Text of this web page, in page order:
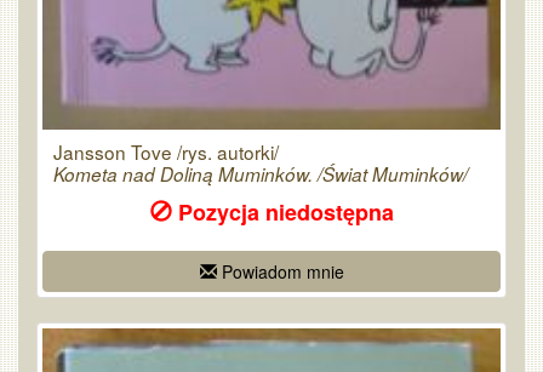
Jansson Tove /rys. autorki/
Kometa nad Doliną Muminków. /Świat Muminków/
Pozycja niedostępna
Powiadom mnie